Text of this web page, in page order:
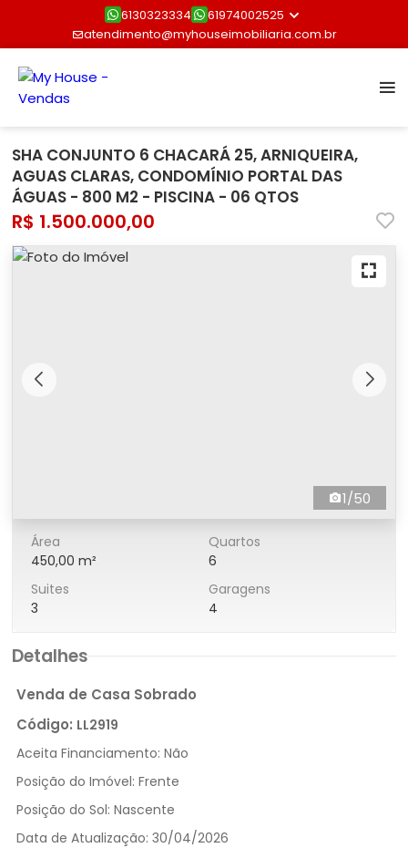
6130323334
61974002525
atendimento@myhouseimobiliaria.com.br
SHA CONJUNTO 6 CHACARÁ 25, ARNIQUEIRA,
AGUAS CLARAS, CONDOMÍNIO PORTAL DAS
ÁGUAS - 800 M2 - PISCINA - 06 QTOS
R$ 1.500.000,00
1/50
Área
450,00 m²
Quartos
6
Suites
3
Garagens
4
Detalhes
Venda de Casa Sobrado
Código: LL2919
Aceita Financiamento: Não
Posição do Imóvel: Frente
Posição do Sol: Nascente
Data de Atualização: 30/04/2026